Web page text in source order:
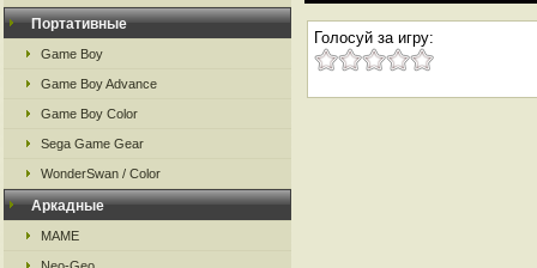
Портативные
Game Boy
Game Boy Advance
Game Boy Color
Sega Game Gear
WonderSwan / Color
Аркадные
MAME
Голосуй за игру: